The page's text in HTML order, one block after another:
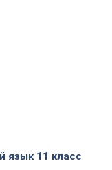
язык 11 класс